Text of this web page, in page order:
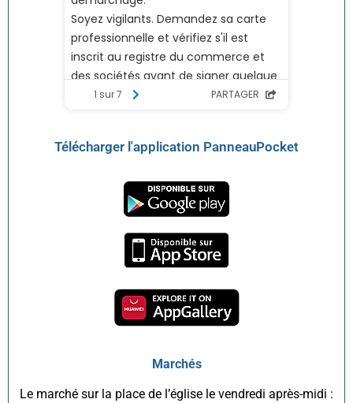
Télécharger l'application PanneauPocket
Marchés
Le marché sur la place de l’église le vendredi après-midi :